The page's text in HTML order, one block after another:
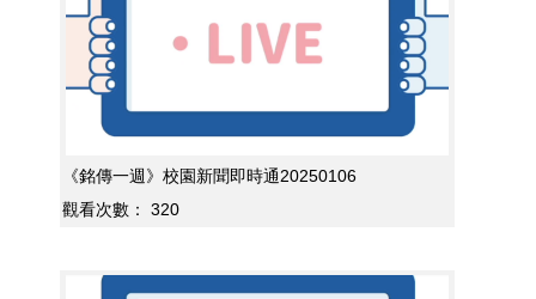
《銘傳一週》校園新聞即時通20250106
觀看次數：
320